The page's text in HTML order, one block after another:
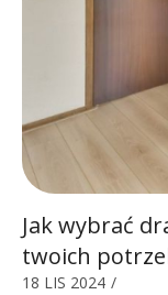
Jak wybrać
twoich
18 LIS 2024 /